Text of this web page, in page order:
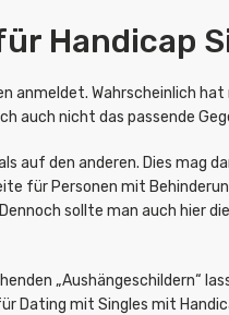
Handicap
Wahrscheinlich
auch nicht das passende
auf den anderen. Dies mag
für Personen mit
sollte man auch hier
„Aushängeschildern“
mit Singles mit